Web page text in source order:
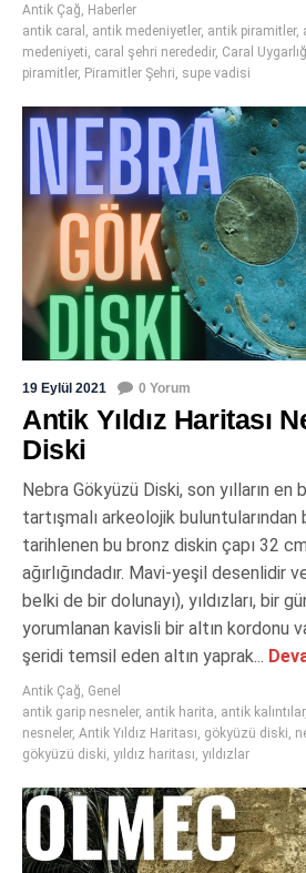
Antik Çağ, Haberler
antik caral , antik medeniyetler, antik piramitler,
medeniyeti, caral şehri nerededir, Caral
piramitler, Piramitler Şehri, supe vadisi
19 Eylül 2021 0 Yorum
Antik Yıldız Haritası
Diski
Nebra Gökyüzü Diski, son yılların en
tartışmalı arkeolojik buluntularından
tarihlenen bu bronz diskin çapı 32
ağırlığındadır. Mavi-yeşil desenlidir
belki de bir dolunayı), yıldızları, bir
yorumlanan kavisli bir altın kordonu
şeridi temsil eden altın yaprak...
Antik Çağ, Genel
antik garip nesneler, antik harita, antik kalıntılar,
nesneler, Antik Yıldız Haritası, gökyüzü diski,
gökyüzü diski, yıldız haritası, yıldızlar